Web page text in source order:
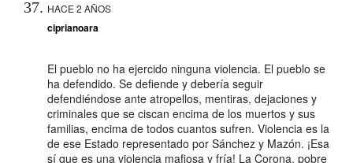
HACE 2 AÑOS
ciprianoara
El pueblo no ha ejercido ninguna violencia. El pueblo se
ha defendido. Se defiende y debería seguir
defendiéndose ante atropellos, mentiras, dejaciones y
criminales que se ciscan encima de los muertos y sus
familias, encima de todos cuantos sufren. Violencia es la
de ese Estado representado por Sánchez y Mazón. ¡Esa
sí que es una violencia mafiosa y fría! La Corona, pobre